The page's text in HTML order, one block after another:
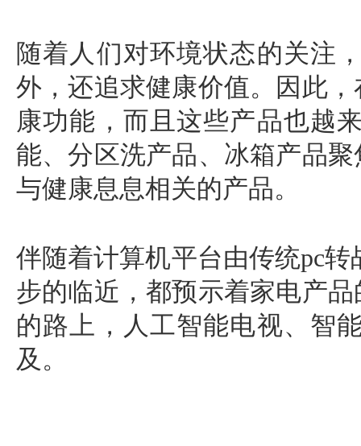
随着人们对环境状态的关注
外，还追求健康价值。因此
康功能，而且这些产品也越
能、分区洗产品、冰箱产品
与健康息息相关的产品。
伴随着计算机平台由传统pc
步的临近，都预示着家电产
的路上，人工智能电视、智
及。